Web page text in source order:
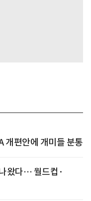
개편안에 개미들 분통
왔다… 월드컵·